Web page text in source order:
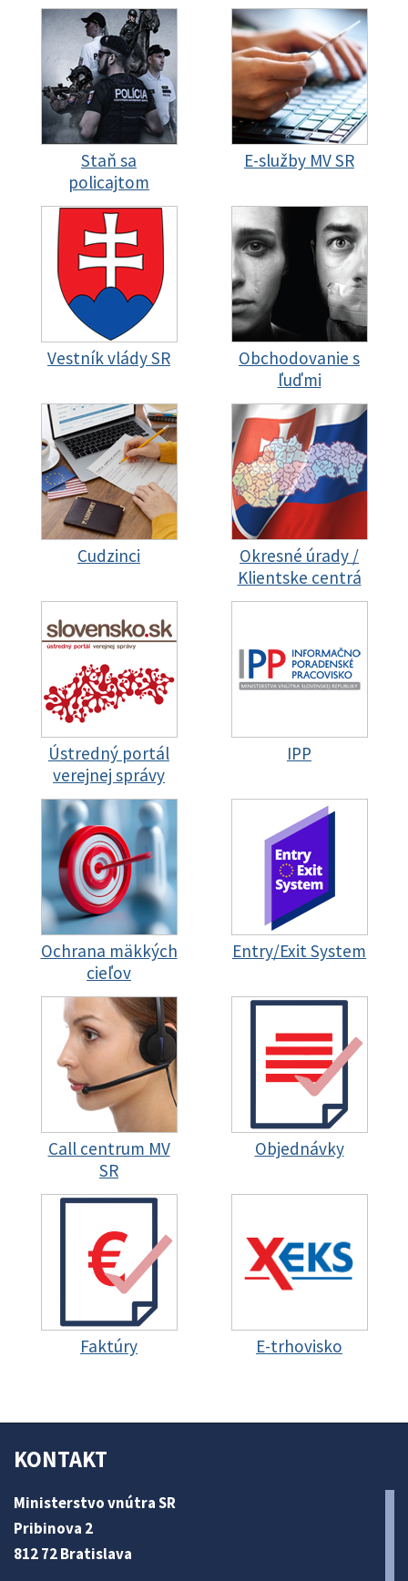
Staň sa
policajtom
E-služby MV SR
Vestník vlády SR
Obchodovanie s
ľuďmi
Cudzinci
Okresné úrady /
Klientske centrá
Ústredný portál
verejnej správy
IPP
Ochrana mäkkých
cieľov
Entry/Exit System
Call centrum MV
SR
Objednávky
Faktúry E-trhovisko
KONTAKT
Ministerstvo vnútra SR
Pribinova 2
812 72 Bratislava